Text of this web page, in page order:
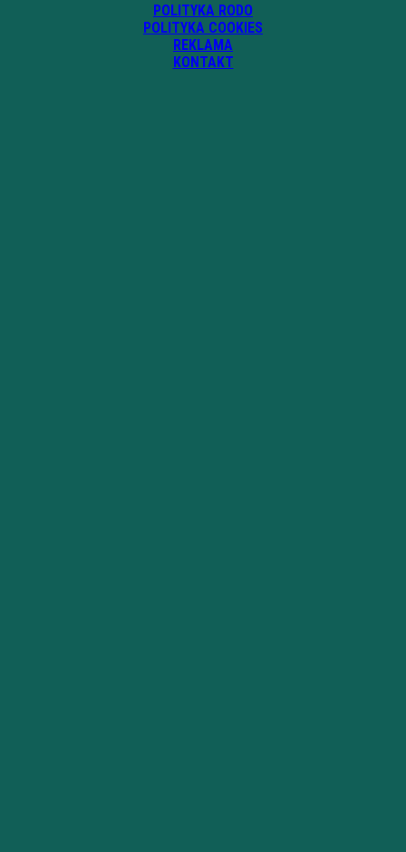
POLITYKA RODO
POLITYKA COOKIES
REKLAMA
KONTAKT